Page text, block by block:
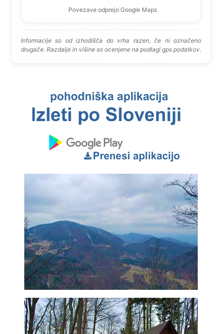
Povezave odprejo Google Maps
Informacije so od izhodišča do vrha razen, če ni označeno
drugače. Razdalje in višine so ocenjene na podlagi gps podatkov.